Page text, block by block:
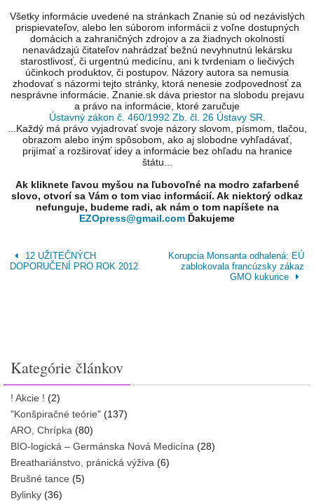
Všetky informácie uvedené na stránkach Znanie sú od nezávislých
prispievateľov, alebo len súborom informácii z voľne dostupných
domácich a zahraničných zdrojov a za žiadnych okolností
nenavádzajú čitateľov nahrádzať bežnú nevyhnutnú lekársku
starostlivosť, či urgentnú medicínu, ani k tvrdeniam o liečivých
účinkoch produktov, či postupov. Názory autora sa nemusia
zhodovať s názormi tejto stránky, ktorá nenesie zodpovednosť za
nesprávne informácie. Znanie.sk dáva priestor na slobodu prejavu
a právo na informácie, ktoré zaručuje
Ústavný zákon č. 460/1992 Zb. čl. 26 Ústavy SR
...Každý má právo vyjadrovať svoje názory slovom, písmom, tlačou,
obrazom alebo iným spôsobom, ako aj slobodne vyhľadávať,
prijímať a rozširovať idey a informácie bez ohľadu na hranice
štátu...
Ak kliknete ľavou myšou na ľubovoľné na modro zafarbené
slovo, otvorí sa Vám o tom viac informácií. Ak niektorý odkaz
nefunguje, budeme radi, ak nám o tom napíšete na
EZOpress@gmail.com Ďakujeme
12 UŽITEČNÝCH
DOPORUČENÍ PRO ROK 2012
Korupcia Monsanta odhalená: EÚ
zablokovala francúzsky zákaz
GMO kukurice
Kategórie článkov
! Akcie ! (2)
"Konšpiračné teórie" (137)
ARO, Chrípka (80)
BIO-logická – Germánska Nová Medicína (28)
Breathariánstvo, pránická výživa (6)
Brušné tance (5)
Bylinky (36)